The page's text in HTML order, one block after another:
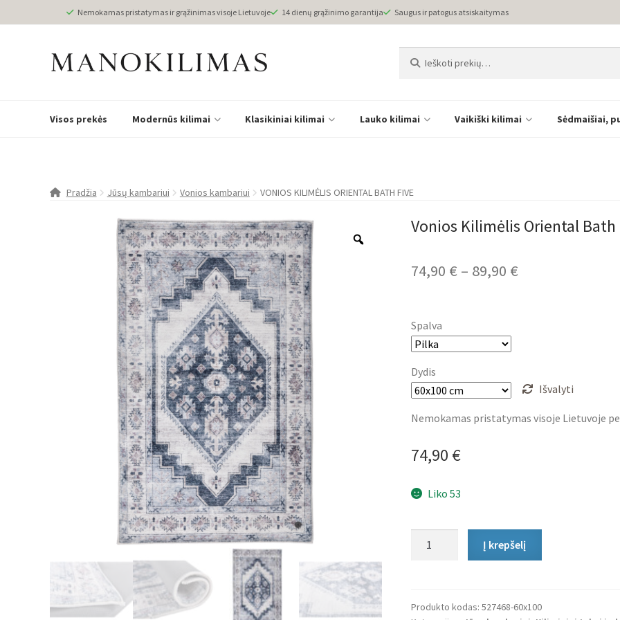
Nemokamas pristatymas ir grąžinimas visoje Lietuvoje 14 dienų grąžinimo garantija Saugus ir patogus atsiskaitymas
Visos prekės Modernūs kilimai Klasikiniai kilimai Lauko kilimai Vaikiški kilimai Sėdmaišiai,
Pradžia Jūsų kambariui Vonios kambariui VONIOS KILIMĖLIS ORIENTAL BATH FIVE
Vonios Kilimėlis Oriental Bath
74,90 € – 89,90 €Price
Spalva
Dydis
Išvalyti
Nemokamas pristatymas visoje Lietuvoje
74,90 €
Liko 53
Oriental
Į krepšelį
Produkto kodas: 527468-60x100